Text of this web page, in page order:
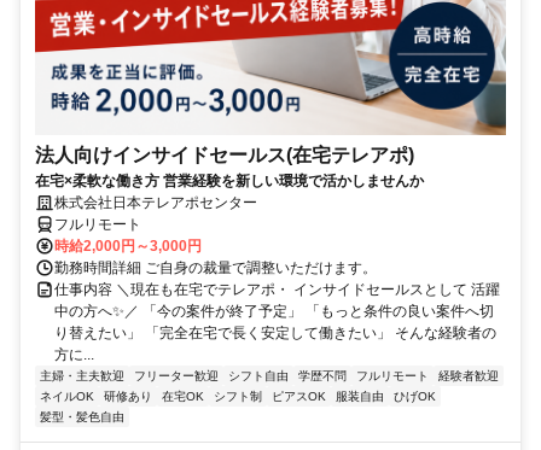
法人向けインサイドセールス(在宅テレアポ)
在宅×柔軟な働き方 営業経験を新しい環境で活かしませんか
株式会社日本テレアポセンター
フルリモート
時給2,000円～3,000円
勤務時間詳細 ご自身の裁量で調整いただけます。
仕事内容 ＼現在も在宅でテレアポ・ インサイドセールスとして 活躍
中の方へ✨／ 「今の案件が終了予定」 「もっと条件の良い案件へ切
り替えたい」 「完全在宅で長く安定して働きたい」 そんな経験者の
方に...
主婦・主夫歓迎 フリーター歓迎 シフト自由 学歴不問 フルリモート
経験者歓迎
ネイルOK
研修あり 在宅OK シフト制 ピアスOK 服装自由
ひげOK
髪型・髪色自由